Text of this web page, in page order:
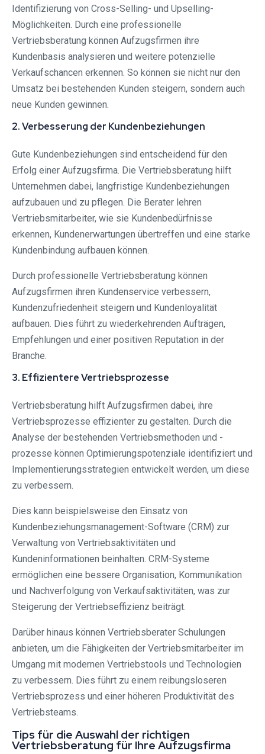
Identifizierung von Cross-Selling- und Upselling-
Möglichkeiten. Durch eine professionelle
Vertriebsberatung können Aufzugsfirmen ihre
Kundenbasis analysieren und weitere potenzielle
Verkaufschancen erkennen. So können sie nicht nur den
Umsatz bei bestehenden Kunden steigern, sondern auch
neue Kunden gewinnen.
2. Verbesserung der Kundenbeziehungen
Gute Kundenbeziehungen sind entscheidend für den
Erfolg einer Aufzugsfirma. Die Vertriebsberatung hilft
Unternehmen dabei, langfristige Kundenbeziehungen
aufzubauen und zu pflegen. Die Berater lehren
Vertriebsmitarbeiter, wie sie Kundenbedürfnisse
erkennen, Kundenerwartungen übertreffen und eine starke
Kundenbindung aufbauen können.
Durch professionelle Vertriebsberatung können
Aufzugsfirmen ihren Kundenservice verbessern,
Kundenzufriedenheit steigern und Kundenloyalität
aufbauen. Dies führt zu wiederkehrenden Aufträgen,
Empfehlungen und einer positiven Reputation in der
Branche.
3. Effizientere Vertriebsprozesse
Vertriebsberatung hilft Aufzugsfirmen dabei, ihre
Vertriebsprozesse effizienter zu gestalten. Durch die
Analyse der bestehenden Vertriebsmethoden und -
prozesse können Optimierungspotenziale identifiziert und
Implementierungsstrategien entwickelt werden, um diese
zu verbessern.
Dies kann beispielsweise den Einsatz von
Kundenbeziehungsmanagement-Software (CRM) zur
Verwaltung von Vertriebsaktivitäten und
Kundeninformationen beinhalten. CRM-Systeme
ermöglichen eine bessere Organisation, Kommunikation
und Nachverfolgung von Verkaufsaktivitäten, was zur
Steigerung der Vertriebseffizienz beiträgt.
Darüber hinaus können Vertriebsberater Schulungen
anbieten, um die Fähigkeiten der Vertriebsmitarbeiter im
Umgang mit modernen Vertriebstools und Technologien
zu verbessern. Dies führt zu einem reibungsloseren
Vertriebsprozess und einer höheren Produktivität des
Vertriebsteams.
Tips für die Auswahl der richtigen
Vertriebsberatung für Ihre Aufzugsfirma